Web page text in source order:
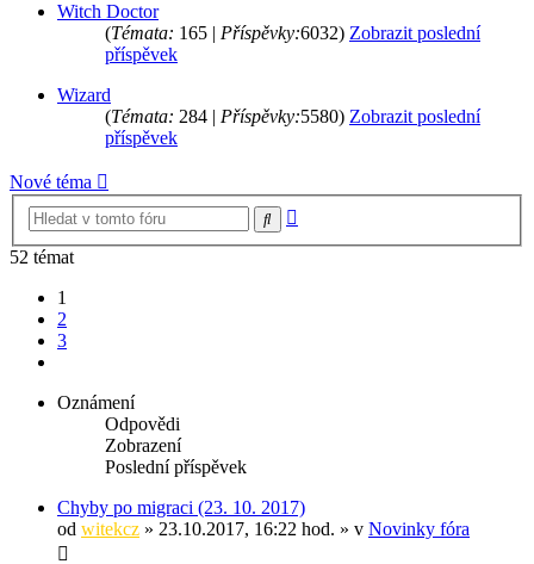
Witch Doctor
(Témata: 165 | Příspěvky:6032) Zobrazit poslední
příspěvek
Wizard
(Témata: 284 | Příspěvky:5580) Zobrazit poslední
příspěvek
Nové téma
Hledat
52 témat
1
2
3
Oznámení
Odpovědi
Zobrazení
Poslední příspěvek
Chyby po migraci (23. 10. 2017)
od witekcz » 23.10.2017, 16:22 hod. » v Novinky fóra